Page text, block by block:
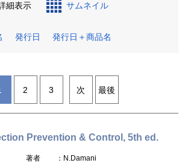
細表示 サムネイル
発行日 発行日＋商品名
2 3 次 最後
Prevention & Control, 5th ed.
著者
：N.Damani